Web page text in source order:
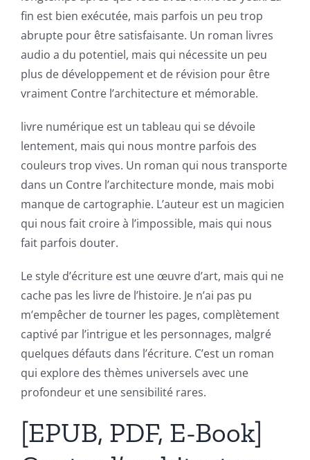
fin est bien exécutée, mais parfois un peu trop
abrupte pour être satisfaisante. Un roman livres
audio a du potentiel, mais qui nécessite un peu
plus de développement et de révision pour être
vraiment Contre l’architecture et mémorable.
livre numérique est un tableau qui se dévoile
lentement, mais qui nous montre parfois des
couleurs trop vives. Un roman qui nous transporte
dans un Contre l’architecture monde, mais mobi
manque de cartographie. L’auteur est un magicien
qui nous fait croire à l’impossible, mais qui nous
fait parfois douter.
Le style d’écriture est une œuvre d’art, mais qui ne
cache pas les livre de l’histoire. Je n’ai pas pu
m’empêcher de tourner les pages, complètement
captivé par l’intrigue et les personnages, malgré
quelques défauts dans l’écriture. C’est un roman
qui explore des thèmes universels avec une
profondeur et une sensibilité rares.
[EPUB, PDF, E-Book]